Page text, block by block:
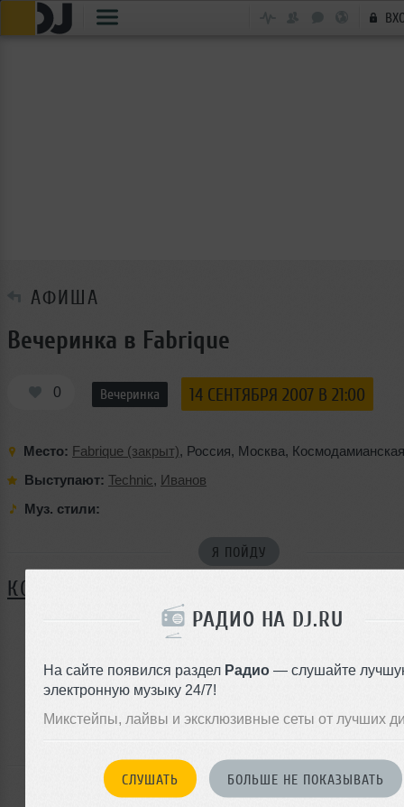
РАДИО НА DJ.RU
На сайте появился раздел Радио — слушайте
электронную музыку 24/7!
Микстейпы, лайвы и эксклюзивные сеты от лучших
СЛУШАТЬ БОЛЬШЕ НЕ ПОКАЗЫВАТЬ
АФИША
Вечеринка в Fabrique
0 Вечеринка 14 СЕНТЯБРЯ 2007 В 21:00
Место: Fabrique (закрыт), Россия, Москва,
Выступают: Technic, Иванов
Муз. стили:
Я ПОЙДУ
КОММЕНТАРИИ
ЗАРЕГИСТРИРУЙТЕСЬ
чтобы оставить комментарий